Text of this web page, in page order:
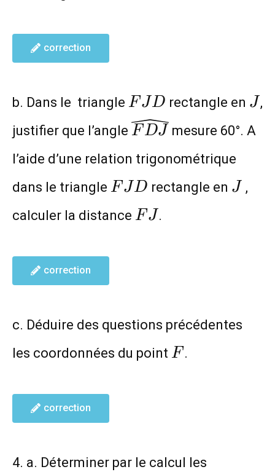
correction
b. Dans le triangle FJD
F JD rectangle en J
J,
justifier que l’angle \widehat{FDJ}
F DJ mesure 60°. A
l’aide d’une relation trigonométrique
dans le triangle FJD
F JD rectangle en J
J ,
calculer la distance FJ
F J.
correction
c. Déduire des questions précédentes
les coordonnées du point F
F .
correction
4. a. Déterminer par le calcul les